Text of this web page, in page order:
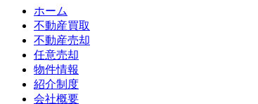
ホーム
不動産買取
不動産売却
任意売却
物件情報
紹介制度
会社概要